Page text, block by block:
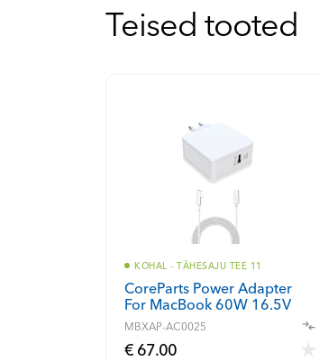
Teised tooted
KOHAL - TÄHESAJU TEE 11
CoreParts Power Adapter
For MacBook 60W 16.5V
3.65A Plug: Magsafe With
MBXAP-AC0025
€ 67.00